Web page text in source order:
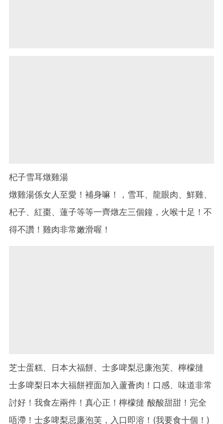
杞子雪耳燉雞湯
燉雞湯係女人至愛！補身嘛！，雪耳、龍眼肉、鮮雞、
杞子、紅棗、蓮子等等一齊燉左三個鐘，火喉十足！不
得不讚！雞肉非常嫩滑喔！
芝士蛋糕、日本大福餅、士多啤梨忌廉泡芙、檸檬撻
士多啤梨日本大福餅裡面加入蘆薈肉！口感、味道非常
討好！我食左兩件！真心正！檸檬撻 酸酸甜甜！完全
唔滯！士多啤梨忌廉泡芙，入口即溶！(我要食十個！)